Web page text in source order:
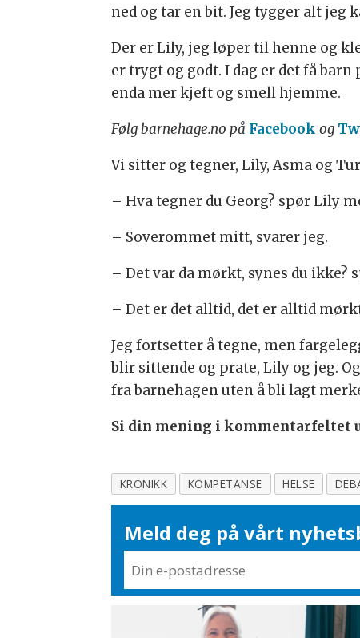
ned og tar en bit. Jeg tygger alt
Der er Lily, jeg løper til henne og
er trygt og godt. I dag er det få
enda mer kjeft og smell hjemme.
Følg barnehage.no på Facebook og
Vi sitter og tegner, Lily, Asma og
– Hva tegner du Georg? spør Lily
– Soverommet mitt, svarer jeg.
– Det var da mørkt, synes du ikke?
– Det er det alltid, det er alltid
Jeg fortsetter å tegne, men
blir sittende og prate, Lily og jeg.
fra barnehagen uten å bli lagt
Si din mening i kommentarfeltet
KRONIKK KOMPETANSE HELSE
Meld deg på vårt